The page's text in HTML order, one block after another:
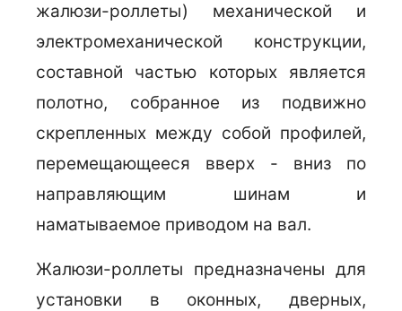
жалюзи-роллеты) механической и
электромеханической конструкции,
составной частью которых является
полотно, собранное из подвижно
скрепленных между собой профилей,
перемещающееся вверх - вниз по
направляющим шинам и
наматываемое приводом на вал.
Жалюзи-роллеты предназначены для
установки в оконных, дверных,